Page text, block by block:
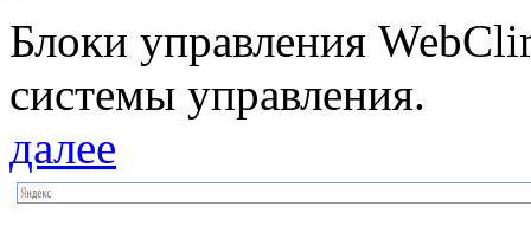
Блоки упрaвлeния
системы управления.
далее